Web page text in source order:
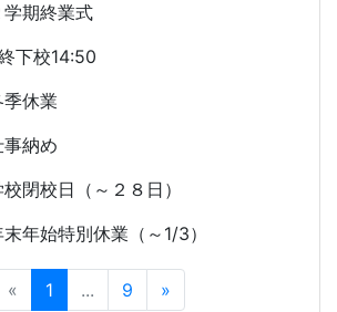
学期終業式
校14:50
季休業
事納め
閉校日（～２８日）
年始特別休業（～ 1/3）
« 1 ... 9 »